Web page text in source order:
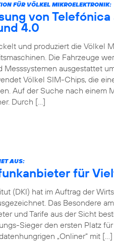
FÜR VÖLKEL MIKROELEKTRONIK:
von
4.0
und produziert die Völkel
Die Fahrzeuge
ausgestattet
Völkel SIM-Chips, die
Auf der Suche nach einem
Durch […]
AUS:
für
(DKI) hat im Auftrag der
Das Besondere
und Tarife aus der Sicht
Sieger den ersten Platz
„Onliner“ mit […]